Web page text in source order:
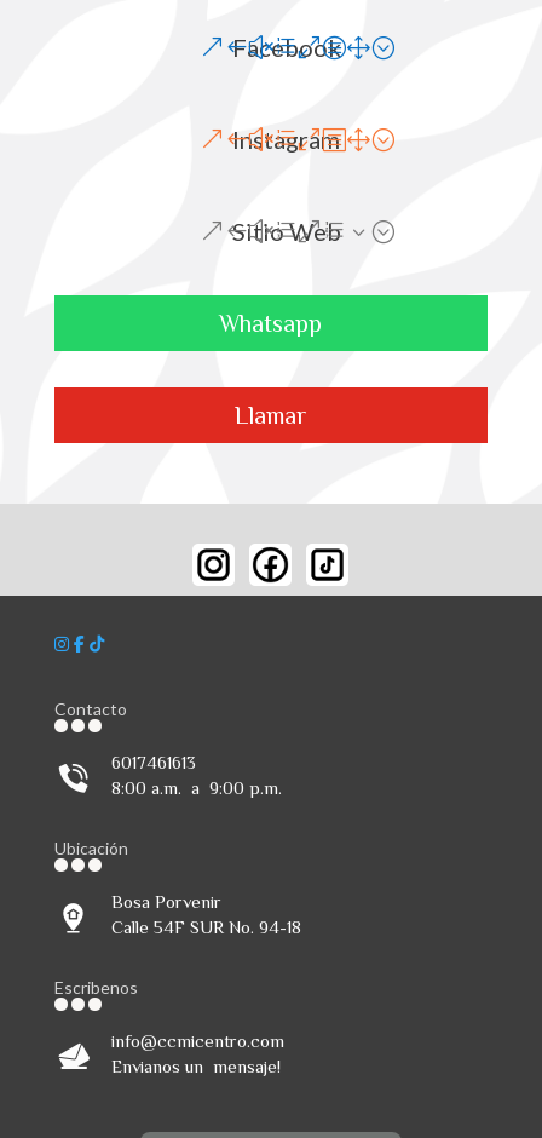
Facebook
Instagram
Sitio Web
Whatsapp
Llamar
Contacto
6017461613
8:00 a.m. a 9:00 p.m.
Ubicación
Bosa Porvenir
Calle 54F SUR No. 94-18
Escribenos
info@ccmicentro.com
Envianos un mensaje!